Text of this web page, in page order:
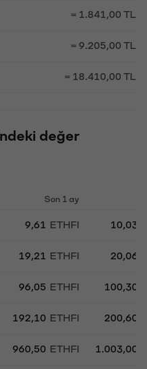
= 1.841,00 TL
= 9.205,00 TL
= 18.410,00 TL
değer
Son 1 ay
9,61 ETHFI 10,03
19,21 ETHFI 20,06
96,05 ETHFI 100,30
192,10 ETHFI 200,60
960,50 ETHFI 1.003,00